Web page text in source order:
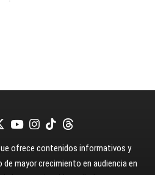
ofrece contenidos informativos y
mayor crecimiento en audiencia en